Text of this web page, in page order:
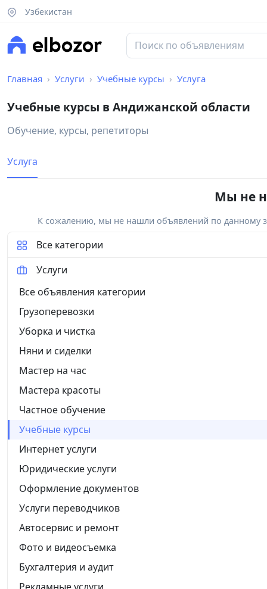
Узбекистан
Главная Услуги Учебные курсы Услуга
Учебные курсы в Андижанской области
Обучение, курсы, репетиторы
Услуга
Мы не
К сожалению, мы не нашли объявлений по данному
Все категории
Услуги
Все объявления категории
Грузоперевозки
Уборка и чистка
Няни и сиделки
Мастер на час
Мастера красоты
Частное обучение
Учебные курсы
Интернет услуги
Юридические услуги
Оформление документов
Услуги переводчиков
Автосервис и ремонт
Фото и видеосъемка
Бухгалтерия и аудит